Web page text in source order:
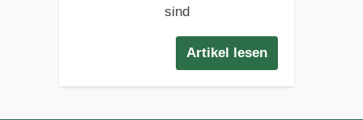
sind
Artikel lesen